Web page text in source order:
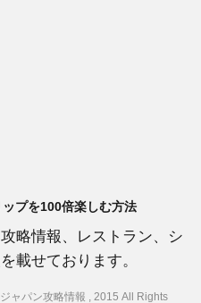
プを100倍楽しむ方法
略情報、レストラン、シ
載せております。
ャパン攻略情報 , 2015 All Rights